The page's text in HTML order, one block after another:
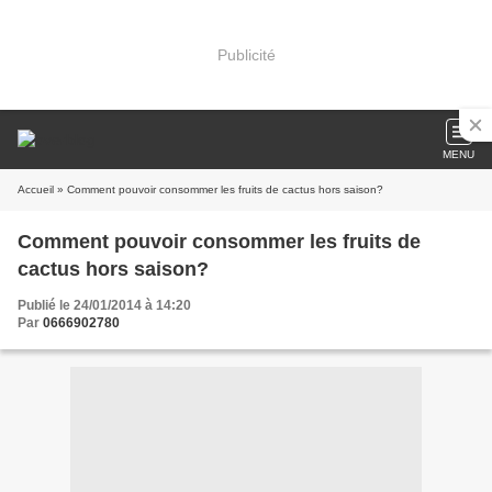
Publicité
MENU
Accueil » Comment pouvoir consommer les fruits de cactus hors saison?
Comment pouvoir consommer les fruits de
cactus hors saison?
Publié le 24/01/2014 à 14:20
Par 0666902780